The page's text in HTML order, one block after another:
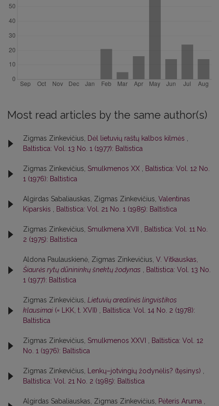
Most read articles by the same author(s)
Zigmas Zinkevičius, Dėl lietuvių raštų kalbos kilmės
Baltistica: Vol. 13 No. 1 (1977): Baltistica
Zigmas Zinkevičius, Smulkmenos XX
Baltistica: Vol. 12 No.
1 (1976): Baltistica
Algirdas Sabaliauskas, Zigmas Zinkevičius, Valentinas
Kiparskis
Baltistica: Vol. 21 No. 1 (1985): Baltistica
Zigmas Zinkevičius, Smulkmena XVII
Baltistica: Vol. 11 No.
2 (1975): Baltistica
Aldona Paulauskienė, Zigmas Zinkevičius, V. Vitkauskas,
Šiaurės rytų dūnininkų šnektų žodynas
Baltistica: Vol. 13 No.
1 (1977): Baltistica
Zigmas Zinkevičius, Lietuvių arealinės lingvistikos
klausimai (= LKK, t. XVII)
Baltistica: Vol. 14 No. 2 (1978):
Baltistica
Zigmas Zinkevičius, Smulkmenos XXVI
Baltistica: Vol. 12
No. 1 (1976): Baltistica
Zigmas Zinkevičius, Lenkų–jotvingių žodynėlis? (tęsinys)
Baltistica: Vol. 21 No. 2 (1985): Baltistica
Algirdas Sabaliauskas, Zigmas Zinkevičius, Pėteris Aruma